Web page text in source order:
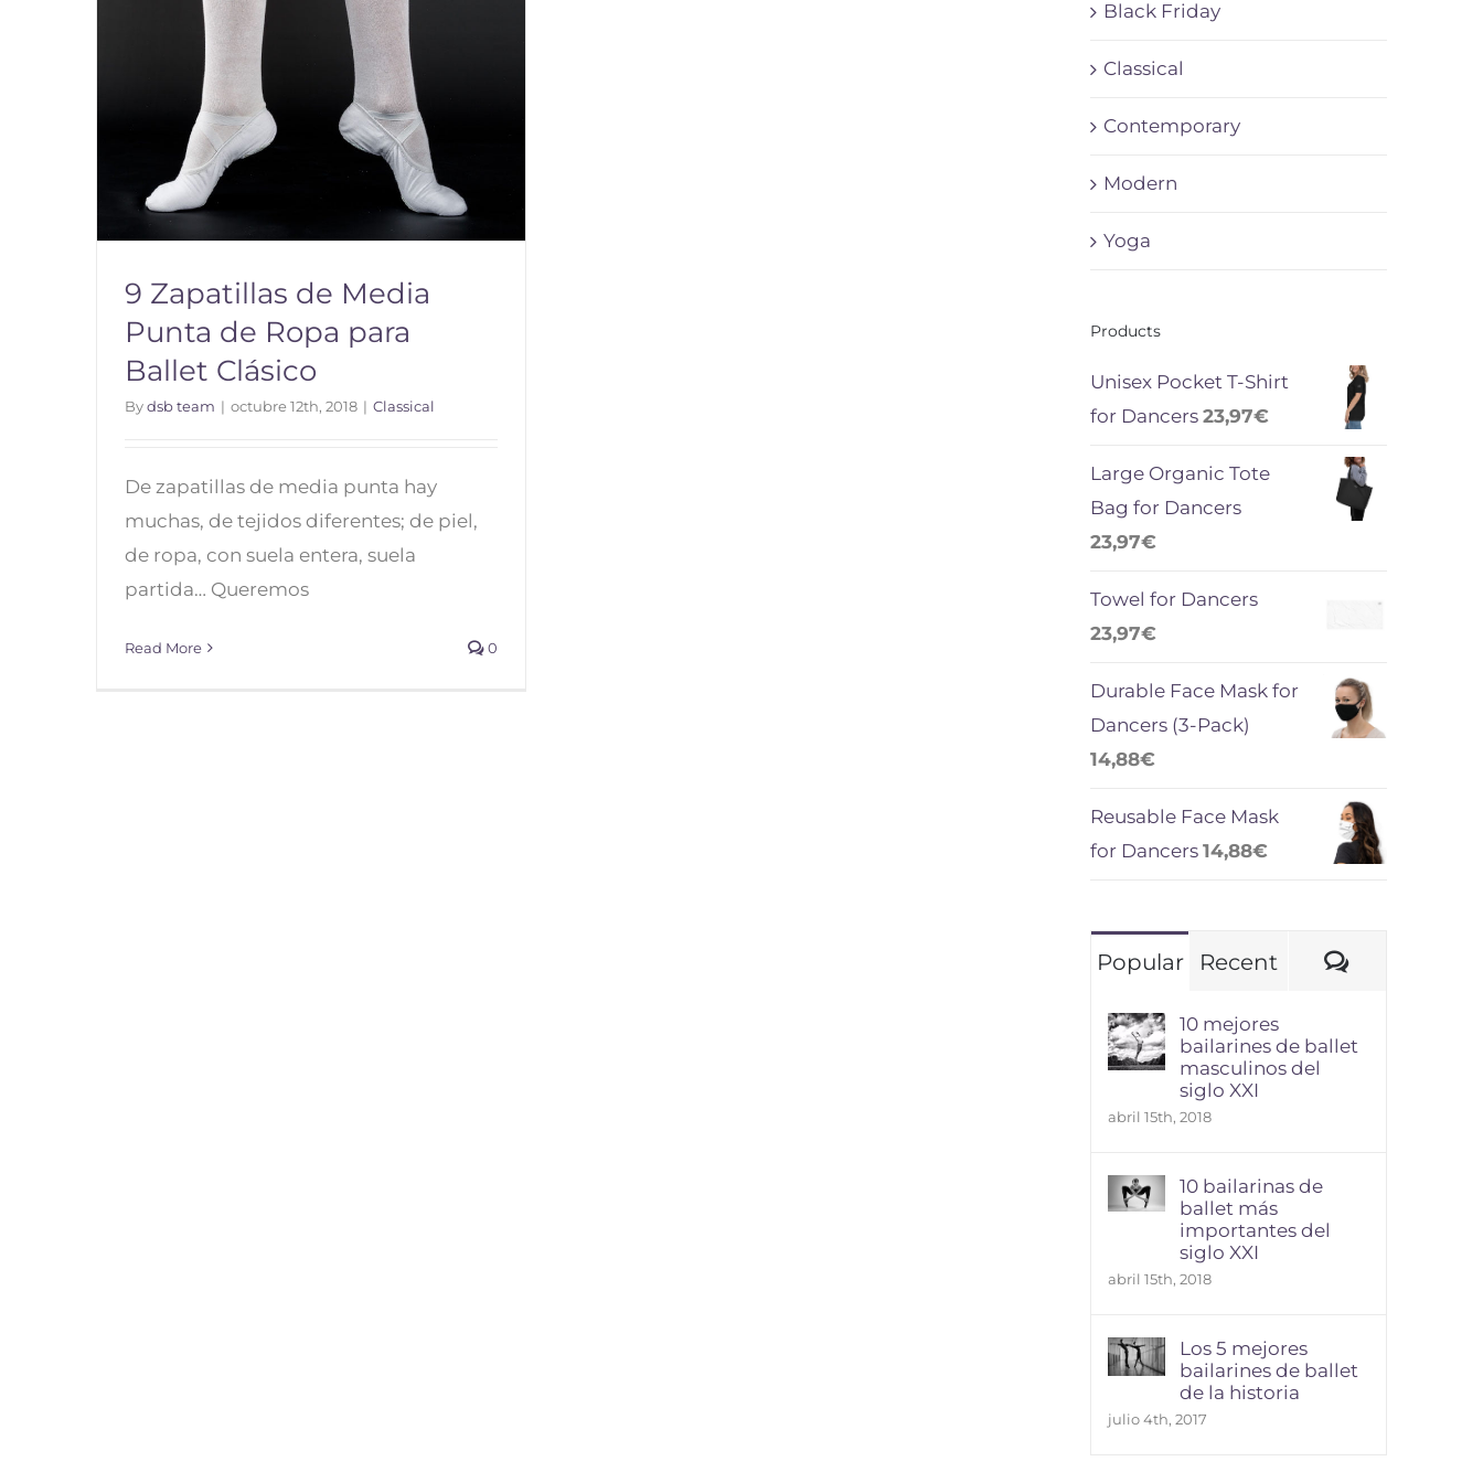
9 Zapatillas de Media Punta de
Ropa para Ballet Clásico
9 Zapatillas de Media
Punta de Ropa para
Ballet Clásico
Bydsb team | octubre 12th, 2018 | Classical
De zapatillas de media punta hay
muchas, de tejidos diferentes; de piel,
de ropa, con suela entera, suela
partida… Queremos
Read More 0
Black Friday
Classical
Contemporary
Modern
Yoga
Products
Unisex Pocket T-Shirt
for Dancers 23,97€
Large Organic Tote
Bag for Dancers
23,97€
Towel for Dancers
23,97€
Durable Face Mask for
Dancers (3-Pack)
14,88€
Reusable Face Mask
for Dancers 14,88€
Popular Recent Comments
10 mejores
bailarines de ballet
masculinos del
siglo XXI
abril 15th, 2018
10 bailarinas de
ballet más
importantes del
siglo XXI
abril 15th, 2018
Los 5 mejores
bailarines de ballet
de la historia
julio 4th, 2017